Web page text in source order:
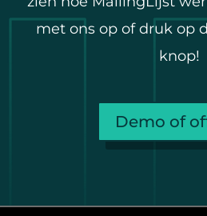
met ons op of druk op
knop!
Demo of